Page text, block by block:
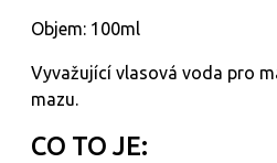
Objem: 100ml
Vyvažující vlasová voda pro
mazu.
CO TO JE: